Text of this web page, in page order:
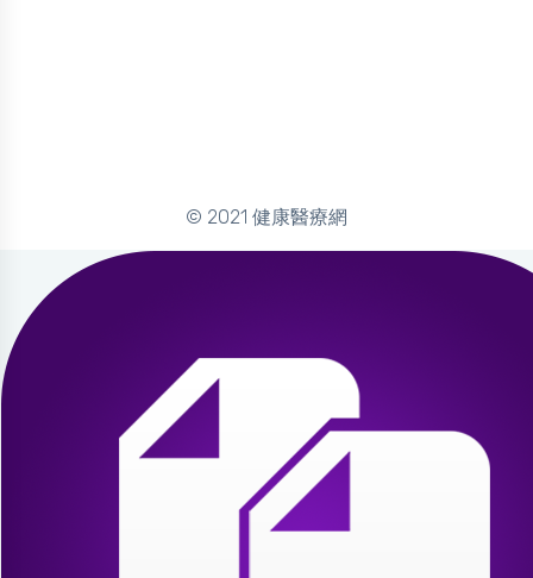
© 2021 健康醫療網